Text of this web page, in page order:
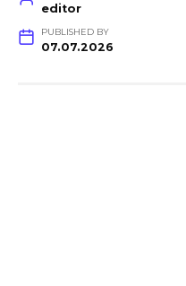
editor
PUBLISHED BY
07.07.2026